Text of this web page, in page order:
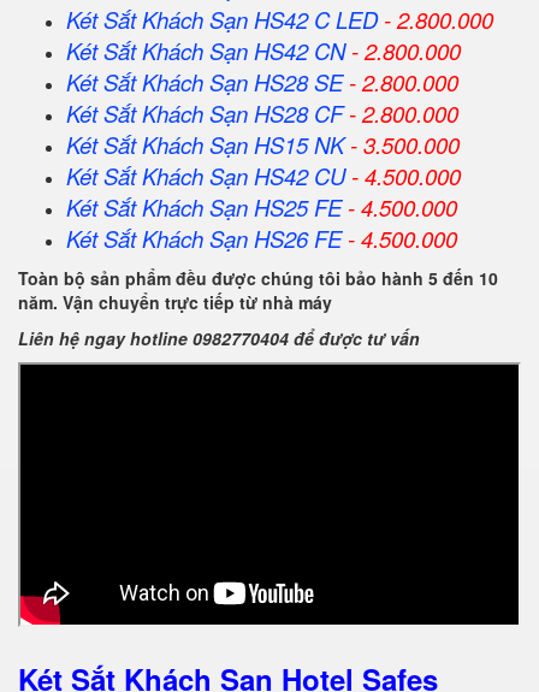
Két Sắt Khách Sạn HS42 C LED- 2.800.000
Két Sắt Khách Sạn HS42 CN- 2.800.000
Két Sắt Khách Sạn HS28 SE- 2.800.000
Két Sắt Khách Sạn HS28 CF- 2.800.000
Két Sắt Khách Sạn HS15 NK- 3.500.000
Két Sắt Khách Sạn HS42 CU- 4.500.000
Két Sắt Khách Sạn HS25 FE- 4.500.000
Két Sắt Khách Sạn HS26 FE- 4.500.000
Toàn bộ sản phẩm đều được chúng tôi bảo hành 5 đến 10
năm. Vận chuyển trực tiếp từ nhà máy
Liên hệ ngay hotline 0982770404 để được tư vấn
Két Sắt Khách Sạn Hotel Safes